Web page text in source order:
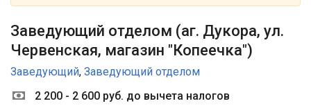
Заведующий отделом (аг. Дукора, ул.
Червенская, магазин "Копеечка")
Заведующий, Заведующий отделом
2 200 - 2 600 руб. до вычета налогов